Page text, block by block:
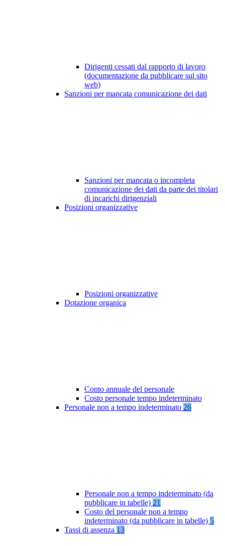
Dirigenti cessati dal rapporto di lavoro
(documentazione da pubblicare sul sito
web)
Sanzioni per mancata comunicazione dei dati
Sanzioni per mancata o incompleta
comunicazione dei dati da parte dei titolari
di incarichi dirigenziali
Posizioni organizzative
Posizioni organizzative
Dotazione organica
Conto annuale del personale
Costo personale tempo indeterminato
Personale non a tempo indeterminato 26
Personale non a tempo indeterminato (da
pubblicare in tabelle) 21
Costo del personale non a tempo
indeterminato (da pubblicare in tabelle) 5
Tassi di assenza 13